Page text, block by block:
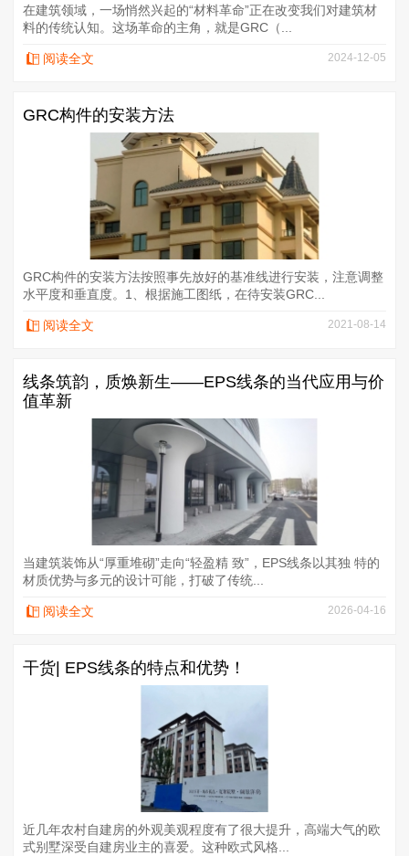
在建筑领域，一场悄然兴起的“材料革命”正在改变我们对建筑材
料的传统认知。这场革命的主角，就是GRC（...
阅读全文 2024-12-05
GRC构件的安装方法
GRC构件的安装方法按照事先放好的基准线进行安装，注意调整
水平度和垂直度。1、根据施工图纸，在待安装GRC...
阅读全文 2021-08-14
线条筑韵，质焕新生——EPS线条的当代应用与价
值革新
当建筑装饰从“厚重堆砌”走向“轻盈精 致”，EPS线条以其独 特的
材质优势与多元的设计可能，打破了传统...
阅读全文 2026-04-16
干货| EPS线条的特点和优势！
近几年农村自建房的外观美观程度有了很大提升，高端大气的欧
式别墅深受自建房业主的喜爱。这种欧式风格...